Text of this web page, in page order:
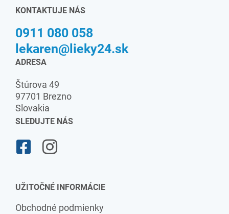
KONTAKTUJE NÁS
0911 080 058
lekaren@lieky24.sk
ADRESA
Štúrova 49
97701 Brezno
Slovakia
SLEDUJTE NÁS
UŽITOČNÉ INFORMÁCIE
Obchodné podmienky